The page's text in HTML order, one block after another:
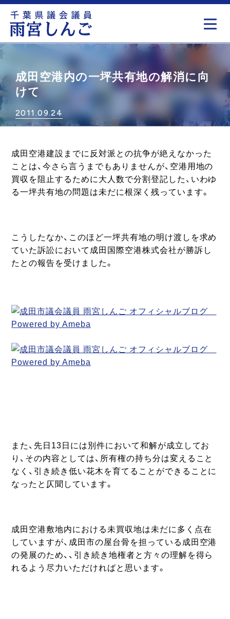
成田空港内の一坪共有地の解消に向
けて
2011.09.24
成田空港建設までに反対派との抗争が絶えなかった
ことは、今さら言うまでもありませんが、空港用地の
買収を阻止するために大人数で分割登記した、いわゆ
る一坪共有地の問題は未だに根深く残っています。
こうしたなか、このほど一坪共有地の明け渡しを求め
ていた訴訟において成田国際空港株式会社が勝訴し
たとの報告を受けました。
また、先日13日には別件において和解が成立してお
り、その内容としては、所有権の持ち分は変えること
なく、引き続き低い花木を育てることができることに
なったと仄聞しています。
成田空港敷地内における未買収地は未だに多く点在
していますが、成田市の屋台骨を担っている成田空港
の発展のため、、引き続き地権者と方々の理解を得ら
れるよう尽力いただければと思います。